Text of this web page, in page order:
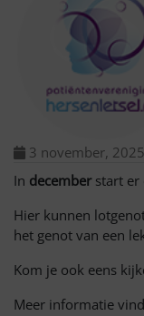
3 november, 2025
In decemberstart er
Hier kunnen
het genot van een
Kom je ook eens
Meer informatie